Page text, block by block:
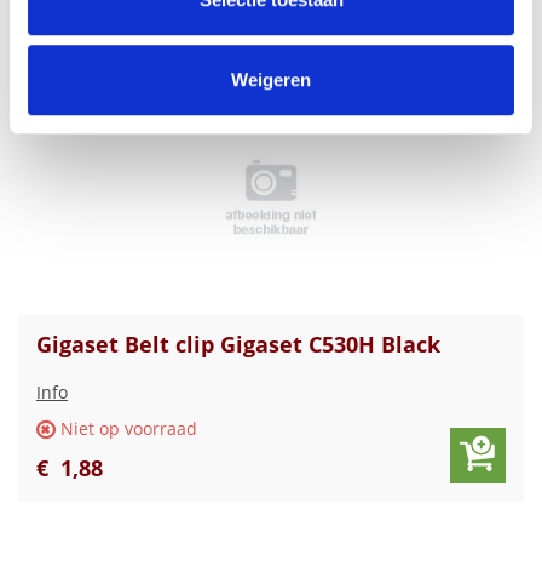
informatie die u aan ze heeft verstrekt of die ze hebben
Weigeren
Gigaset Belt clip Gigaset C530H Black
Info
Niet op voorraad
€ 1,88